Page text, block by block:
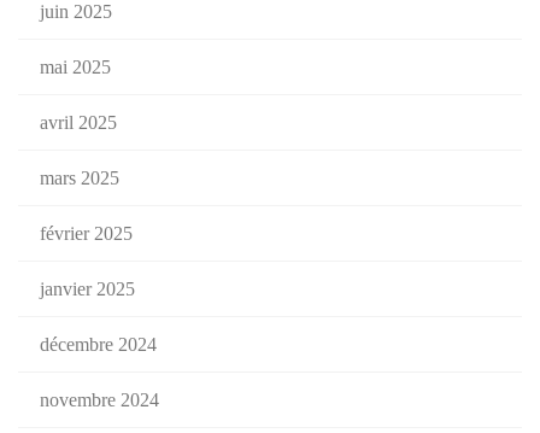
juin 2025
mai 2025
avril 2025
mars 2025
février 2025
janvier 2025
décembre 2024
novembre 2024